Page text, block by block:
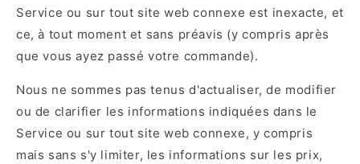
Service ou sur tout site web connexe est inexacte, et
ce, à tout moment et sans préavis (y compris après
que vous ayez passé votre commande).
Nous ne sommes pas tenus d'actualiser, de modifier
ou de clarifier les informations indiquées dans le
Service ou sur tout site web connexe, y compris
mais sans s'y limiter, les informations sur les prix,